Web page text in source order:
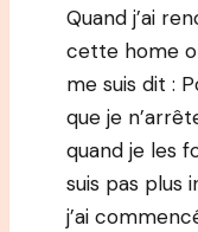
Quand j’ai
cette home
me suis dit :
que je
quand je les
suis pas plus
j’ai